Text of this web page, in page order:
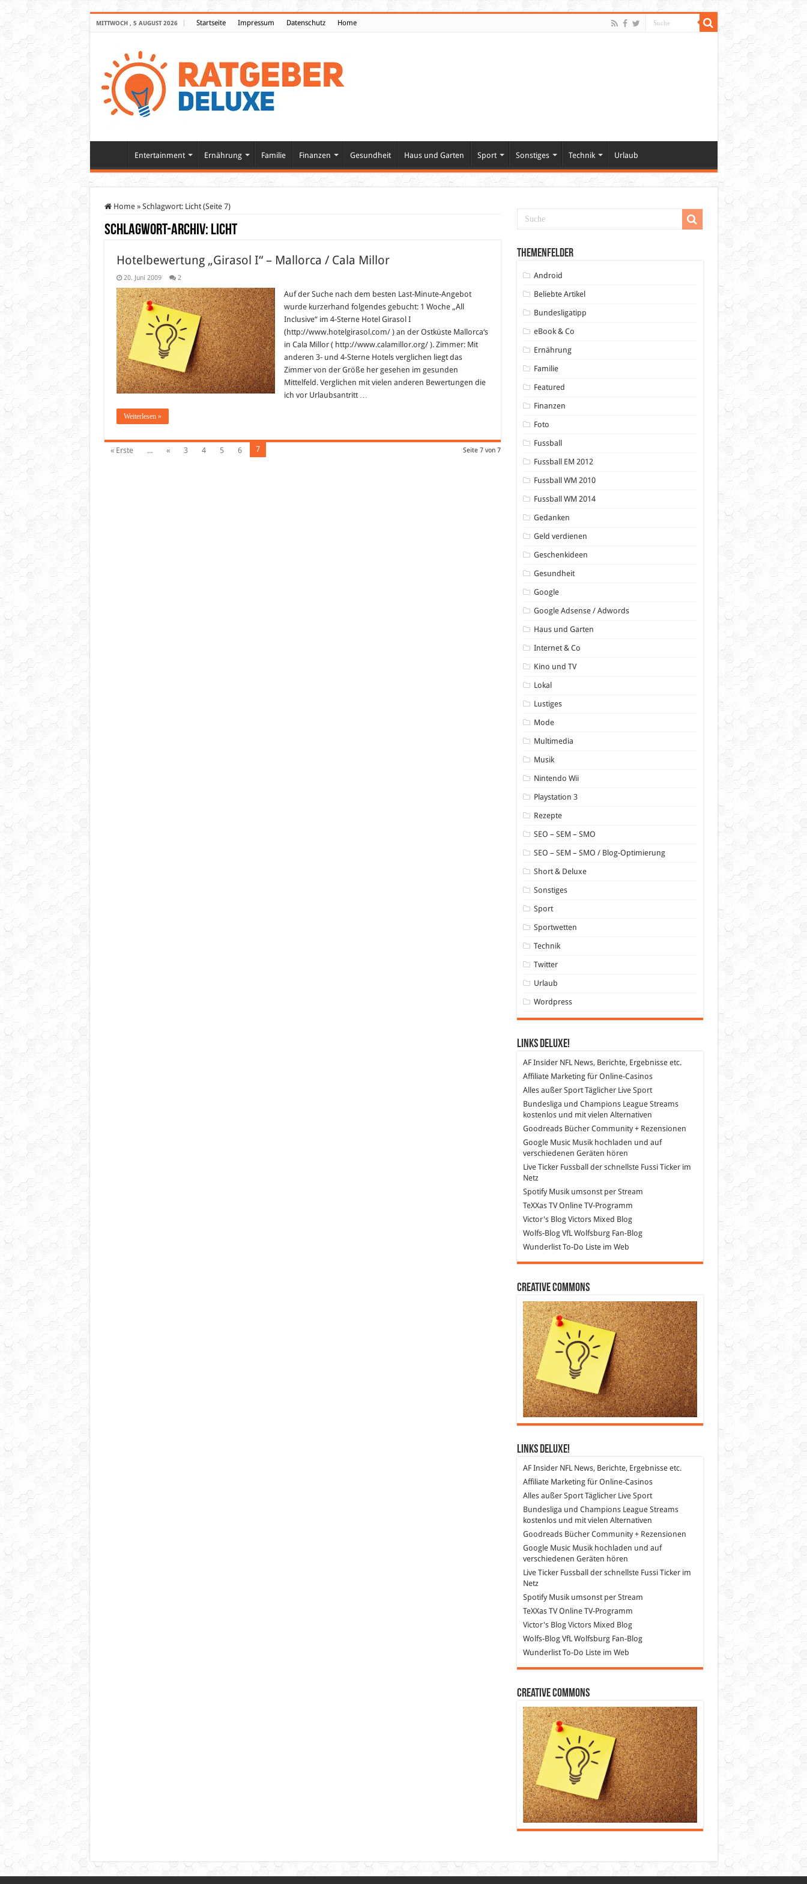
MITTWOCH , 5 AUGUST 2026 Startseite Impressum Datenschutz Home
Entertainment Ernährung Familie Finanzen Gesundheit Haus und Garten Sport Sonstiges Technik Urlaub
Home » Schlagwort: Licht(Seite 7)
Schlagwort-Archiv: Licht
Hotelbewertung „Girasol I“ – Mallorca / Cala Millor
20. Juni 2009 2
Auf der Suche nach dem besten Last-Minute-Angebot
wurde kurzerhand folgendes gebucht: 1 Woche „All
Inclusive“ im 4-Sterne Hotel Girasol I
(http://www.hotelgirasol.com/ ) an der Ostküste Mallorca‘s
in Cala Millor ( http://www.calamillor.org/ ). Zimmer: Mit
anderen 3- und 4-Sterne Hotels verglichen liegt das
Zimmer von der Größe her gesehen im gesunden
Mittelfeld. Verglichen mit vielen anderen Bewertungen die
ich vor Urlaubsantritt …
Weiterlesen »
Seite 7 von 7
« Erste ... « 3 4 5 6 7
Themenfelder
Android
Beliebte Artikel
Bundesligatipp
eBook & Co
Ernährung
Familie
Featured
Finanzen
Foto
Fussball
Fussball EM 2012
Fussball WM 2010
Fussball WM 2014
Gedanken
Geld verdienen
Geschenkideen
Gesundheit
Google
Google Adsense / Adwords
Haus und Garten
Internet & Co
Kino und TV
Lokal
Lustiges
Mode
Multimedia
Musik
Nintendo Wii
Playstation 3
Rezepte
SEO – SEM – SMO
SEO – SEM – SMO / Blog-Optimierung
Short & Deluxe
Sonstiges
Sport
Sportwetten
Technik
Twitter
Urlaub
Wordpress
Links DeLuXe!
AF InsiderNFL News, Berichte, Ergebnisse etc.
Affiliate Marketingfür Online-Casinos
Alles außer SportTäglicher Live Sport
Bundesliga und Champions League Streams
kostenlos und mit vielen Alternativen
GoodreadsBücher Community + Rezensionen
Google MusicMusik hochladen und auf
verschiedenen Geräten hören
Live Ticker Fussball
der schnellste Fussi Ticker im
Netz
SpotifyMusik umsonst per Stream
TeXXas TVOnline TV-Programm
Victor's BlogVictors Mixed Blog
Wolfs-BlogVfL Wolfsburg Fan-Blog
WunderlistTo-Do Liste im Web
Creative Commons
Links DeLuXe!
AF InsiderNFL News, Berichte, Ergebnisse etc.
Affiliate Marketingfür Online-Casinos
Alles außer SportTäglicher Live Sport
Bundesliga und Champions League Streams
kostenlos und mit vielen Alternativen
GoodreadsBücher Community + Rezensionen
Google MusicMusik hochladen und auf
verschiedenen Geräten hören
Live Ticker Fussball
der schnellste Fussi Ticker im
Netz
SpotifyMusik umsonst per Stream
TeXXas TVOnline TV-Programm
Victor's BlogVictors Mixed Blog
Wolfs-BlogVfL Wolfsburg Fan-Blog
WunderlistTo-Do Liste im Web
Creative Commons